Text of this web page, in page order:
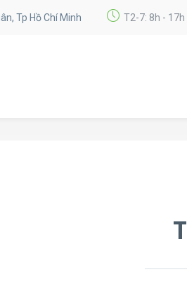
Tp Hồ Chí Minh T2-7: 8h - 17h